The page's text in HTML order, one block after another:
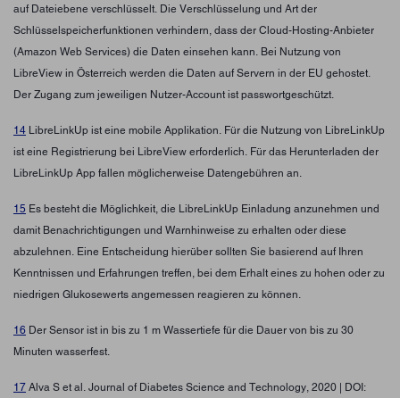
auf Dateiebene verschlüsselt. Die Verschlüsselung und Art der
Schlüsselspeicherfunktionen verhindern, dass der Cloud-Hosting-Anbieter
(Amazon Web Services) die Daten einsehen kann. Bei Nutzung von
LibreView in Österreich werden die Daten auf Servern in der EU gehostet.
Der Zugang zum jeweiligen Nutzer-Account ist passwortgeschützt.
14 LibreLinkUp ist eine mobile Applikation. Für die Nutzung von LibreLinkUp
ist eine Registrierung bei LibreView erforderlich. Für das Herunterladen der
LibreLinkUp App fallen möglicherweise Datengebühren an.
15 Es besteht die Möglichkeit, die LibreLinkUp Einladung anzunehmen und
damit Benachrichtigungen und Warnhinweise zu erhalten oder diese
abzulehnen. Eine Entscheidung hierüber sollten Sie basierend auf Ihren
Kenntnissen und Erfahrungen treffen, bei dem Erhalt eines zu hohen oder zu
niedrigen Glukosewerts angemessen reagieren zu können.
16 Der Sensor ist in bis zu 1 m Wassertiefe für die Dauer von bis zu 30
Minuten wasserfest.
17 Alva S et al. Journal of Diabetes Science and Technology, 2020 | DOI: